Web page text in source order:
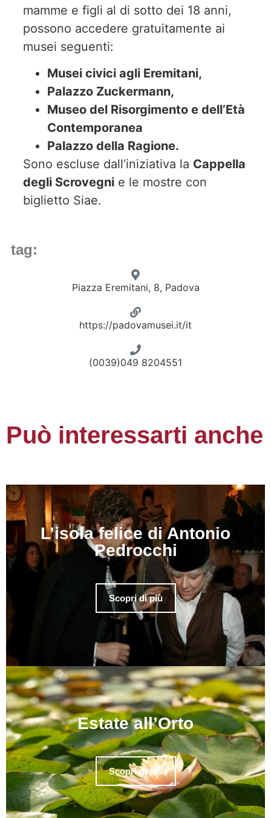
mamme e figli al di sotto dei 18 anni,
possono accedere gratuitamente ai
musei seguenti:
Musei civici agli Eremitani,
Palazzo Zuckermann,
Museo del Risorgimento e dell’Età
Contemporanea
Palazzo della Ragione.
Sono escluse dall’iniziativa la Cappella
degli Scrovegni e le mostre con
biglietto Siae.
tag:
Piazza Eremitani, 8, Padova
https://padovamusei.it/it
(0039)049 8204551
Può interessarti anche
L’isola felice di Antonio
Pedrocchi
Scopri di più
Estate all’Orto
Scopri di più